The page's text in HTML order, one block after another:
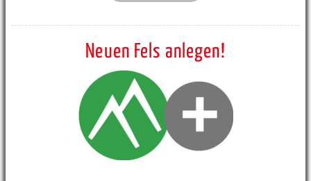
Neuen Fels anlegen!